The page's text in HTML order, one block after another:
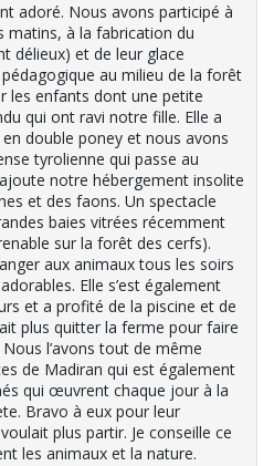
adoré. Nous avons participé à
matins, à la fabrication du
délieux) et de leur glace
au milieu de la forêt
les enfants dont une petite
qui ont ravi notre fille. Elle a
double poney et nous avons
tyrolienne qui passe au
notre hébergement insolite
et des faons. Un spectacle
baies vitrées récemment
sur la forêt des cerfs).
aux animaux tous les soirs
Elle s’est également
et a profité de la piscine et de
plus quitter la ferme pour faire
l’avons tout de même
de Madiran qui est également
qui œuvrent chaque jour à la
Bravo à eux pour leur
plus partir. Je conseille ce
les animaux et la nature.